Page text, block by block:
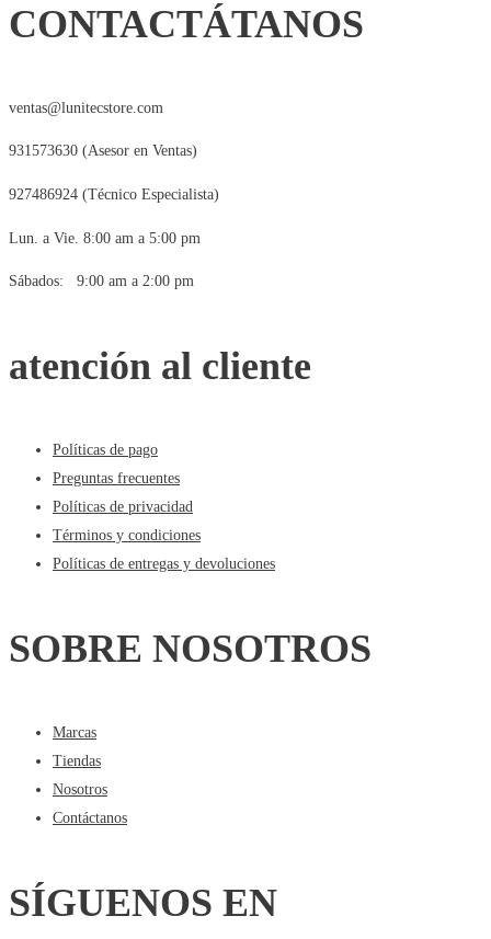
CONTACTÁTANOS
ventas@lunitecstore.com
931573630 (Asesor en Ventas)
927486924 (Técnico Especialista)
Lun. a Vie. 8:00 am a 5:00 pm
Sábados: 9:00 am a 2:00 pm
atención al cliente
Políticas de pago
Preguntas frecuentes
Políticas de privacidad
Términos y condiciones
Políticas de entregas y devoluciones
SOBRE NOSOTROS
Marcas
Tiendas
Nosotros
Contáctanos
SÍGUENOS EN